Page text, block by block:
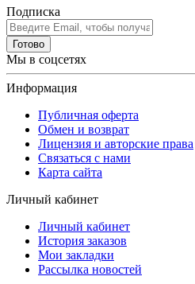
Подписка
Готово
Мы в соцсетях
Информация
Публичная оферта
Обмен и возврат
Лицензия и авторские права
Связаться с нами
Карта сайта
Личный кабинет
Личный кабинет
История заказов
Мои закладки
Рассылка новостей